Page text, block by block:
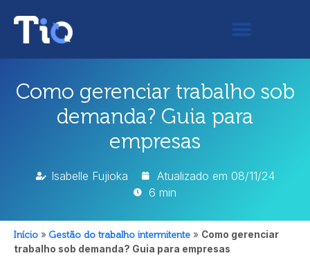
Como gerenciar trabalho sob
demanda? Guia para
empresas
Isabelle Fujioka Atualizado em 08/11/24
6 min
Início » Gestão do trabalho intermitente » Como gerenciar
trabalho sob demanda? Guia para empresas